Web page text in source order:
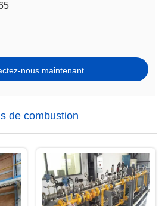
nous maintenant
de combustion